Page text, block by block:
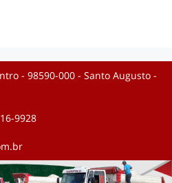
- 98590-000 - Santo Augusto -
9928